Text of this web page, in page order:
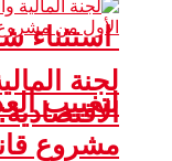
استثناء
لتغييب
لجنة
مشروع